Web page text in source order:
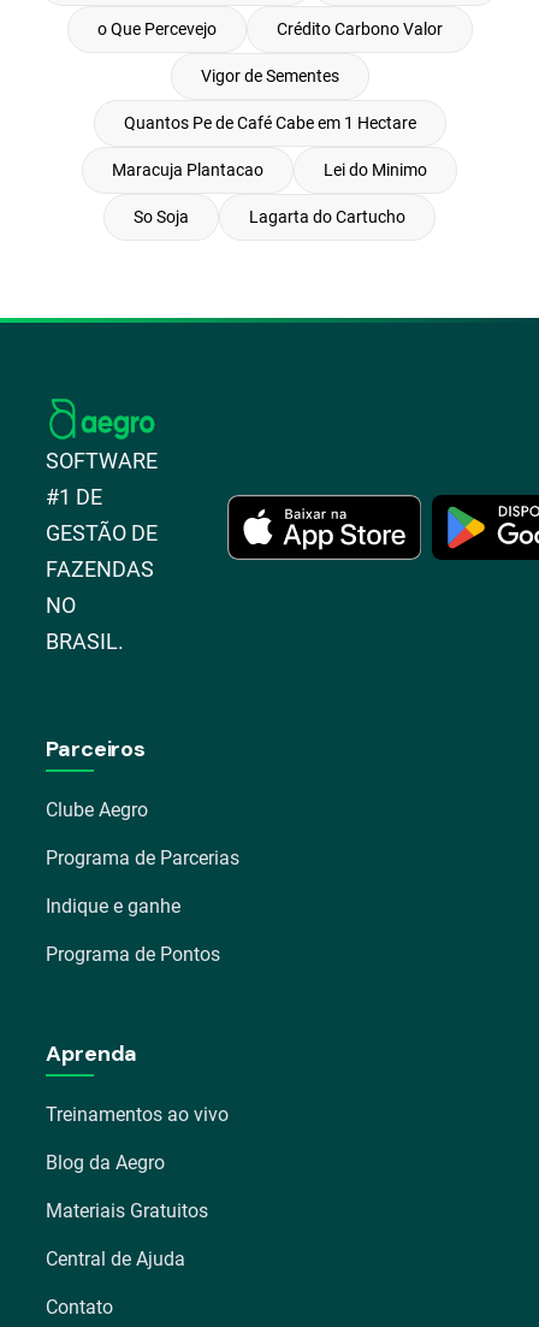
o Que Percevejo Crédito Carbono Valor
Vigor de Sementes
Quantos Pe de Café Cabe em 1 Hectare
Maracuja Plantacao Lei do Minimo
So Soja Lagarta do Cartucho
SOFTWARE
#1 DE
GESTÃO DE
FAZENDAS
NO
BRASIL.
Parceiros
Clube Aegro
Programa de Parcerias
Indique e ganhe
Programa de Pontos
Aprenda
Treinamentos ao vivo
Blog da Aegro
Materiais Gratuitos
Central de Ajuda
Contato